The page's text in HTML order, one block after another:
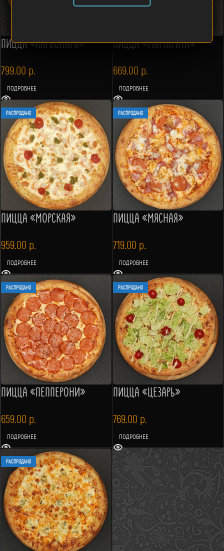
ПИЦЦА «КАРБОНАРА»
799.00 р.
ПОДРОБНЕЕ
ПИЦЦА «МАРГАРИТА»
669.00 р.
ПОДРОБНЕЕ
РАСПРОДАНО
ПИЦЦА «МОРСКАЯ»
959.00 р.
ПОДРОБНЕЕ
РАСПРОДАНО
ПИЦЦА «МЯСНАЯ»
719.00 р.
ПОДРОБНЕЕ
РАСПРОДАНО
ПИЦЦА «ПЕППЕРОНИ»
659.00 р.
ПОДРОБНЕЕ
РАСПРОДАНО
ПИЦЦА «ЦЕЗАРЬ»
769.00 р.
ПОДРОБНЕЕ
РАСПРОДАНО